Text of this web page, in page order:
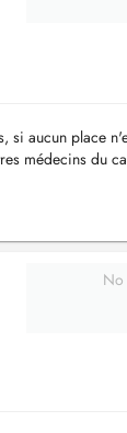
si aucun place
médecins du
No